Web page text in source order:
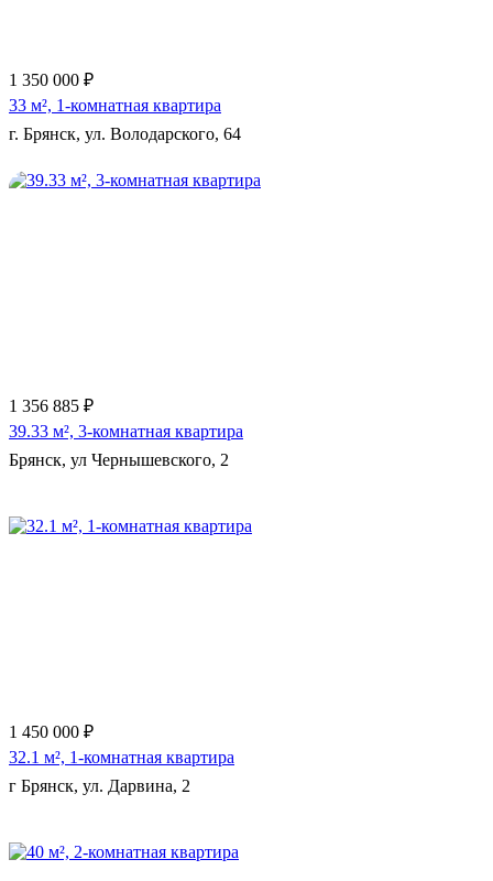
1 350 000 ₽
33 м², 1-комнатная квартира
г. Брянск, ул. Володарского, 64
1 356 885 ₽
39.33 м², 3-комнатная квартира
Брянск, ул Чернышевского, 2
1 450 000 ₽
32.1 м², 1-комнатная квартира
г Брянск, ул. Дарвина, 2